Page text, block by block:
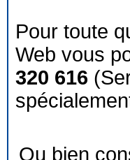
Pour toute
Web vous
320 616
Ou bien